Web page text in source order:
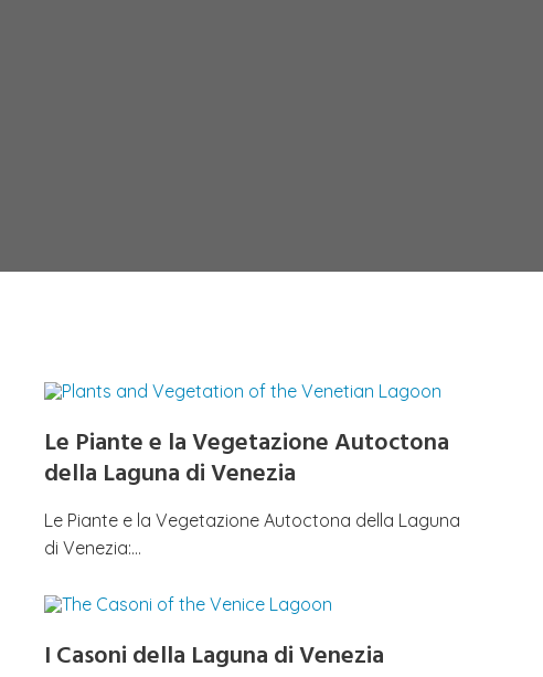
Le Piante e la Vegetazione Autoctona
della Laguna di Venezia
Le Piante e la Vegetazione Autoctona della Laguna
di Venezia:…
I Casoni della Laguna di Venezia